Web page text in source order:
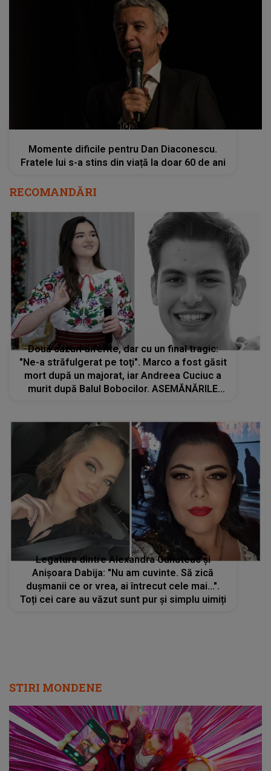
kanald2.ro
Momente dificile pentru Dan Diaconescu.
Fratele lui s-a stins din viață la doar 60 de ani
RECOMANDĂRI
Două cazuri diferite, dar cu un final tragic:
"Ne-a străfulgerat pe toţi". Marco a fost găsit
mort după un majorat, iar Andreea Cuciuc a
murit după Balul Bobocilor. ASEMĂNĂRILE
Legatura dintre Alexandra Cuhuteac și
Anișoara Dabija: "Nu am cuvinte. Să zică
dușmanii ce or vrea, ai întrecut cele mai...".
Toți cei care au văzut sunt pur și simplu uimiți
STIRI MONDENE